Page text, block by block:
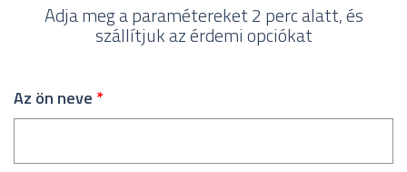
Adja meg a paramétereket 2 perc alatt, és
szállítjuk az érdemi opciókat
Az ön neve *